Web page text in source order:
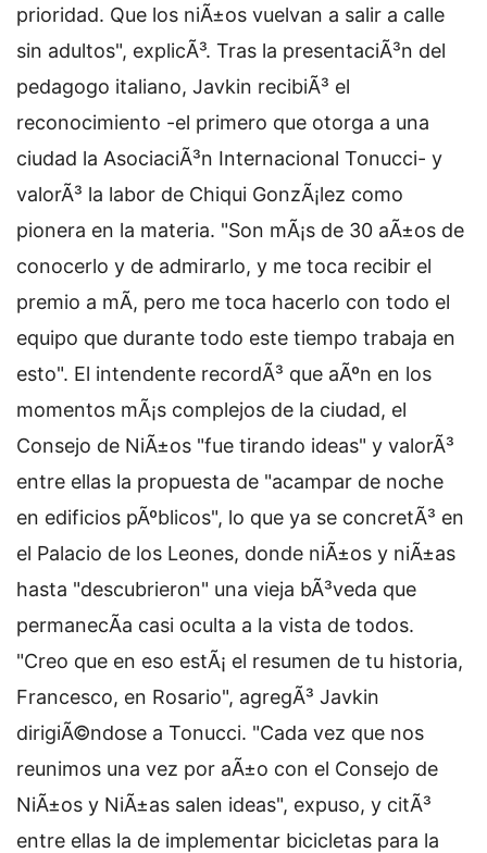
prioridad. Que los niÃ±os vuelvan a salir a calle
sin adultos", explicÃ³. Tras la presentaciÃ³n del
pedagogo italiano, Javkin recibiÃ³ el
reconocimiento -el primero que otorga a una
ciudad la AsociaciÃ³n Internacional Tonucci- y
valorÃ³ la labor de Chiqui GonzÃ¡lez como
pionera en la materia. "Son mÃ¡s de 30 aÃ±os de
conocerlo y de admirarlo, y me toca recibir el
premio a mÃ­, pero me toca hacerlo con todo el
equipo que durante todo este tiempo trabaja en
esto". El intendente recordÃ³ que aÃºn en los
momentos mÃ¡s complejos de la ciudad, el
Consejo de NiÃ±os "fue tirando ideas" y valorÃ³
entre ellas la propuesta de "acampar de noche
en edificios pÃºblicos", lo que ya se concretÃ³ en
el Palacio de los Leones, donde niÃ±os y niÃ±as
hasta "descubrieron" una vieja bÃ³veda que
permanecÃ­a casi oculta a la vista de todos.
"Creo que en eso estÃ¡ el resumen de tu historia,
Francesco, en Rosario", agregÃ³ Javkin
dirigiÃ©ndose a Tonucci. "Cada vez que nos
reunimos una vez por aÃ±o con el Consejo de
NiÃ±os y NiÃ±as salen ideas", expuso, y citÃ³
entre ellas la de implementar bicicletas para la